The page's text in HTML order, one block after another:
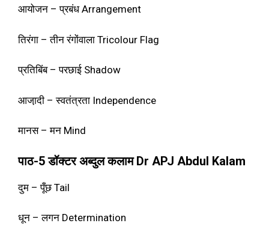
आयोजन – प्रबंध Arrangement
तिरंगा – तीन रंगोंवाला Tricolour Flag
प्रतिबिंब – परछाई Shadow
आजा़दी – स्वतंत्रता Independence
मानस – मन Mind
पाठ-5 डॉक्टर अब्दुल कलाम Dr APJ Abdul Kalam
दुम – पूँछ Tail
धून – लगन Determination